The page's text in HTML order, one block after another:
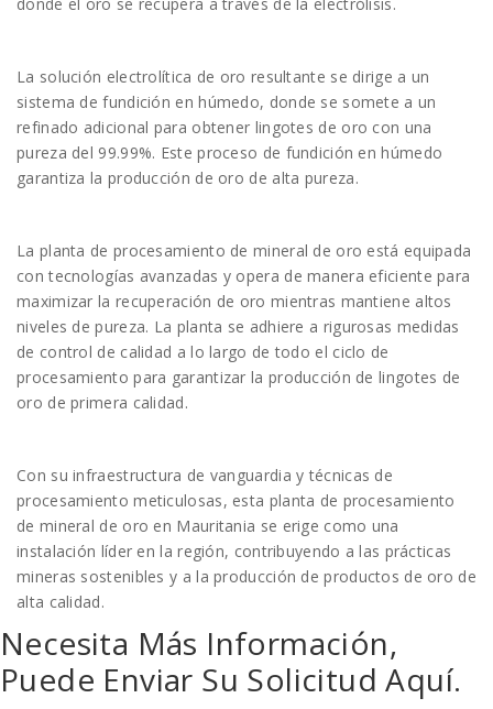
La solución electrolítica de oro resultante se dirige a un
sistema de fundición en húmedo, donde se somete a un
refinado adicional para obtener lingotes de oro con una
pureza del 99.99%. Este proceso de fundición en húmedo
garantiza la producción de oro de alta pureza.
La planta de procesamiento de mineral de oro está equipada
con tecnologías avanzadas y opera de manera eficiente para
maximizar la recuperación de oro mientras mantiene altos
niveles de pureza. La planta se adhiere a rigurosas medidas
de control de calidad a lo largo de todo el ciclo de
procesamiento para garantizar la producción de lingotes de
oro de primera calidad.
Con su infraestructura de vanguardia y técnicas de
procesamiento meticulosas, esta planta de procesamiento
de mineral de oro en Mauritania se erige como una
instalación líder en la región, contribuyendo a las prácticas
mineras sostenibles y a la producción de productos de oro de
alta calidad.
Necesita Más Información,
Puede Enviar Su Solicitud Aquí.